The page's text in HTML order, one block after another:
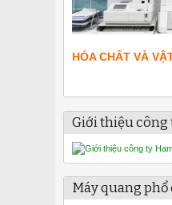
HÓA CHẤT VÀ
Giới thiệu công
Máy quang